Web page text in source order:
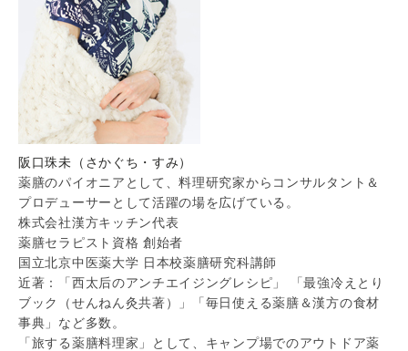
阪口珠未（さかぐち・すみ）
薬膳のパイオニアとして、料理研究家からコンサルタント＆
プロデューサーとして活躍の場を広げている。
株式会社漢方キッチン代表
薬膳セラピスト資格 創始者
国立北京中医薬大学 日本校薬膳研究科講師
近著：「西太后のアンチエイジングレシピ」 「最強冷えとり
ブック（せんねん灸共著）」「毎日使える薬膳＆漢方の食材
事典」など多数。
「旅する薬膳料理家」として、キャンプ場でのアウトドア薬